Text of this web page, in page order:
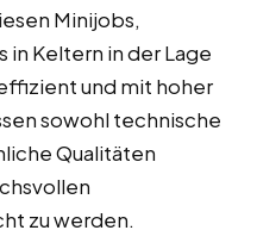
Minijobs,
Keltern in der Lage
und mit hoher
sowohl technische
Qualitäten
zu werden.